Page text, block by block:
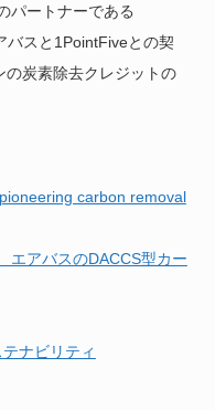
パートナーである
バスと1PointFiveとの契
炭素除去クレジットの
carbon removal
エアバスのDACCS型カー
ナビリティ